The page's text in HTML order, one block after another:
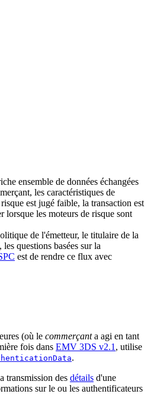
ensemble de données échangées
les caractéristiques de
est jugé faible, la transaction est
lorsque les moteurs de risque sont
de l'émetteur, le titulaire de la
questions basées sur la
est de rendre ce flux avec
(où le commerçanta agi en tant
fois dans EMV 3DS v2.1 , utilise
.
transmission des détails d'une
sur le ou les authentificateurs